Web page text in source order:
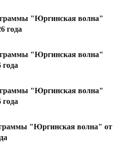
"Юргинская волна"
года
"Юргинская волна"
"Юргинская волна"
"Юргинская волна" от